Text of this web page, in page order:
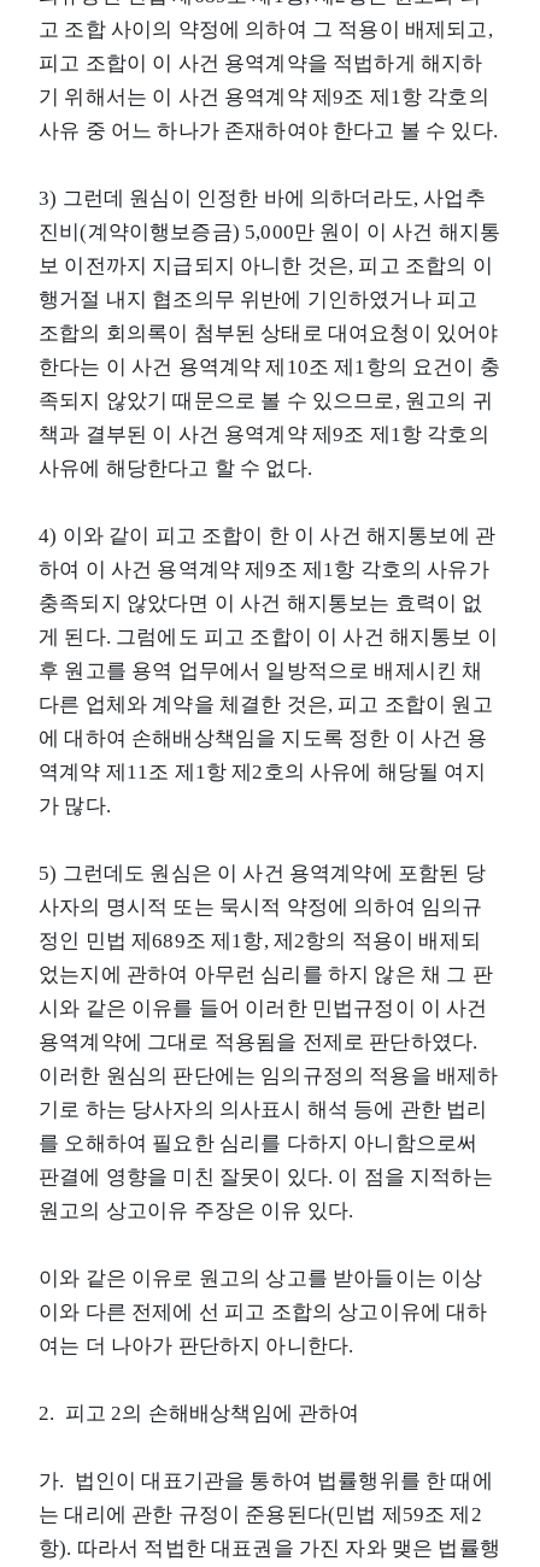
고 조합 사이의 약정에 의하여 그 적용이 배제되고,
피고 조합이 이 사건 용역계약을 적법하게 해지하
기 위해서는 이 사건 용역계약 제9조 제1항 각호의
사유 중 어느 하나가 존재하여야 한다고 볼 수 있다.
3) 그런데 원심이 인정한 바에 의하더라도, 사업추
진비(계약이행보증금) 5,000만 원이 이 사건 해지통
보 이전까지 지급되지 아니한 것은, 피고 조합의 이
행거절 내지 협조의무 위반에 기인하였거나 피고
조합의 회의록이 첨부된 상태로 대여요청이 있어야
한다는 이 사건 용역계약 제10조 제1항의 요건이 충
족되지 않았기 때문으로 볼 수 있으므로, 원고의 귀
책과 결부된 이 사건 용역계약 제9조 제1항 각호의
사유에 해당한다고 할 수 없다.
4) 이와 같이 피고 조합이 한 이 사건 해지통보에 관
하여 이 사건 용역계약 제9조 제1항 각호의 사유가
충족되지 않았다면 이 사건 해지통보는 효력이 없
게 된다. 그럼에도 피고 조합이 이 사건 해지통보 이
후 원고를 용역 업무에서 일방적으로 배제시킨 채
다른 업체와 계약을 체결한 것은, 피고 조합이 원고
에 대하여 손해배상책임을 지도록 정한 이 사건 용
역계약 제11조 제1항 제2호의 사유에 해당될 여지
가 많다.
5) 그런데도 원심은 이 사건 용역계약에 포함된 당
사자의 명시적 또는 묵시적 약정에 의하여 임의규
정인 민법 제689조 제1항, 제2항의 적용이 배제되
었는지에 관하여 아무런 심리를 하지 않은 채 그 판
시와 같은 이유를 들어 이러한 민법규정이 이 사건
용역계약에 그대로 적용됨을 전제로 판단하였다.
이러한 원심의 판단에는 임의규정의 적용을 배제하
기로 하는 당사자의 의사표시 해석 등에 관한 법리
를 오해하여 필요한 심리를 다하지 아니함으로써
판결에 영향을 미친 잘못이 있다. 이 점을 지적하는
원고의 상고이유 주장은 이유 있다.
이와 같은 이유로 원고의 상고를 받아들이는 이상
이와 다른 전제에 선 피고 조합의 상고이유에 대하
여는 더 나아가 판단하지 아니한다.
2. 피고 2의 손해배상책임에 관하여
가. 법인이 대표기관을 통하여 법률행위를 한 때에
는 대리에 관한 규정이 준용된다(민법 제59조 제2
항). 따라서 적법한 대표권을 가진 자와 맺은 법률행